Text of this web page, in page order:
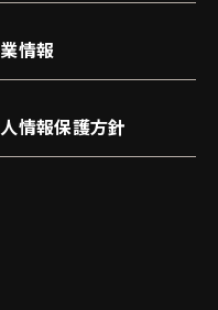
情報
情報保護方針